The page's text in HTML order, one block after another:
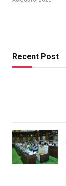
Recent Post